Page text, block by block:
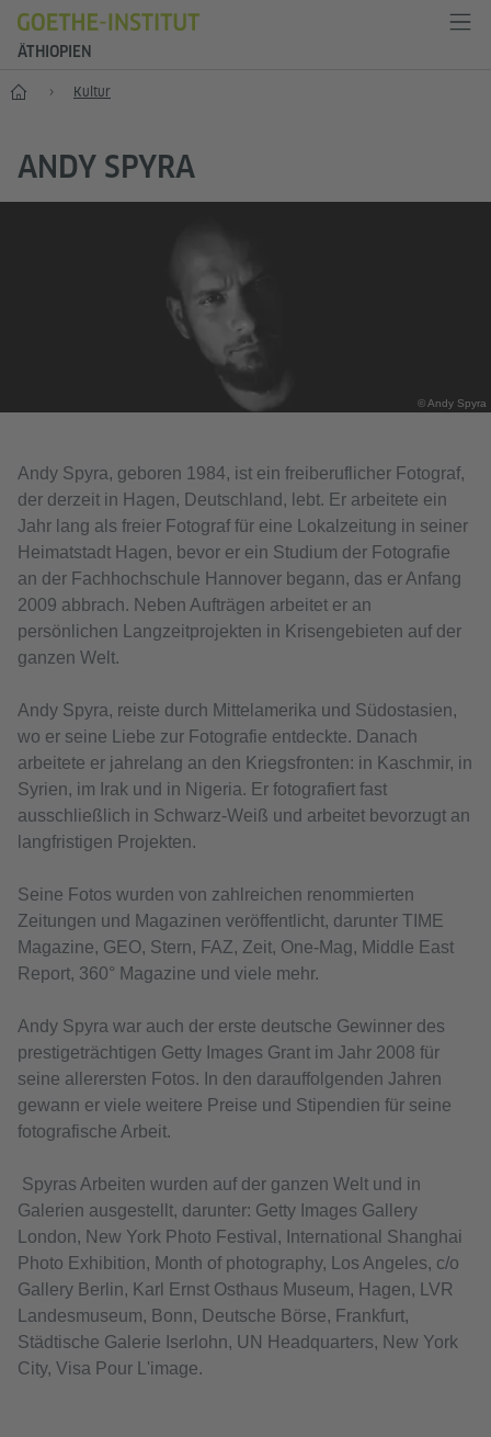
ÄTHIOPIEN
Start Kultur
ANDY SPYRA
© Andy Spyra
Andy Spyra, geboren 1984, ist ein freiberuflicher Fotograf,
der derzeit in Hagen, Deutschland, lebt. Er arbeitete ein
Jahr lang als freier Fotograf für eine Lokalzeitung in seiner
Heimatstadt Hagen, bevor er ein Studium der Fotografie
an der Fachhochschule Hannover begann, das er Anfang
2009 abbrach. Neben Aufträgen arbeitet er an
persönlichen Langzeitprojekten in Krisengebieten auf der
ganzen Welt.
Andy Spyra, reiste durch Mittelamerika und Südostasien,
wo er seine Liebe zur Fotografie entdeckte. Danach
arbeitete er jahrelang an den Kriegsfronten: in Kaschmir, in
Syrien, im Irak und in Nigeria. Er fotografiert fast
ausschließlich in Schwarz-Weiß und arbeitet bevorzugt an
langfristigen Projekten.
Seine Fotos wurden von zahlreichen renommierten
Zeitungen und Magazinen veröffentlicht, darunter TIME
Magazine, GEO, Stern, FAZ, Zeit, One-Mag, Middle East
Report, 360° Magazine und viele mehr.
Andy Spyra war auch der erste deutsche Gewinner des
prestigeträchtigen Getty Images Grant im Jahr 2008 für
seine allerersten Fotos. In den darauffolgenden Jahren
gewann er viele weitere Preise und Stipendien für seine
fotografische Arbeit.
Spyras Arbeiten wurden auf der ganzen Welt und in
Galerien ausgestellt, darunter: Getty Images Gallery
London, New York Photo Festival, International Shanghai
Photo Exhibition, Month of photography, Los Angeles, c/o
Gallery Berlin, Karl Ernst Osthaus Museum, Hagen, LVR
Landesmuseum, Bonn, Deutsche Börse, Frankfurt,
Städtische Galerie Iserlohn, UN Headquarters, New York
City, Visa Pour L'image.